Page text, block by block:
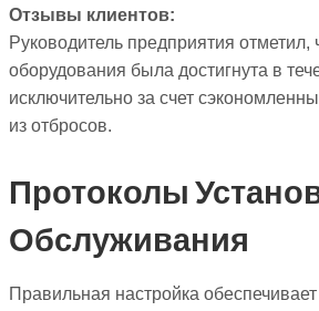
Отзывы клиентов:
Руководитель предприятия отметил,
оборудования была достигнута в
исключительно за счет
из отбросов.
Протоколы
Обслуживания
Правильная настройка обеспечивает